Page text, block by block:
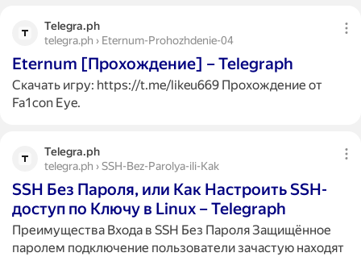
Telegra.ph
telegra.ph › Eternum-Prohozhdenie-04
Eternum [Прохождение] – Telegraph
Скачать игру: https://t.me/likeu669 Прохождение от
Fa1con Eye.
Telegra.ph
telegra.ph › SSH-Bez-Parolya-ili-Kak
SSH Без Пароля, или Как Настроить SSH-
доступ по Ключу в Linux – Telegraph
Преимущества Входа в SSH Без Пароля Защищённое
паролем подключение пользователи зачастую находят